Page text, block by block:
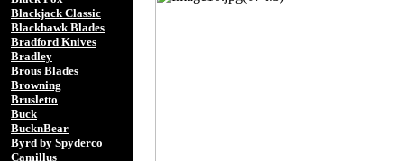
Blackjack Classic
Blackhawk Blades
Bradford Knives
Bradley
Brous Blades
Browning
Brusletto
Buck
BucknBear
Byrd by Spyderco
Camillus